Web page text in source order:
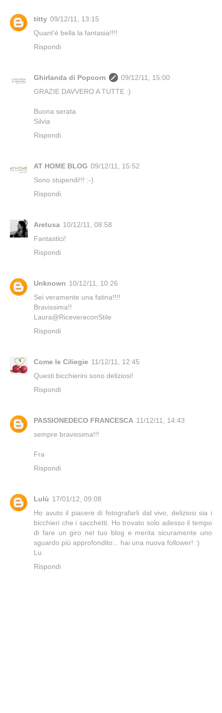
titty 09/12/11, 13:15
Quant'è bella la fantasia!!!!
Rispondi
Ghirlanda di Popcorn
09/12/11, 15:00
GRAZIE DAVVERO A TUTTE :)
Buona serata
Silvia
Rispondi
AT HOME BLOG 09/12/11, 15:52
Sono stupendi!!! :-)
Rispondi
Aretusa 10/12/11, 08:58
Fantastici!
Rispondi
Unknown 10/12/11, 10:26
Sei veramente una fatina!!!!
Bravissima!!
Laura@RicevereconStile
Rispondi
Come le Ciliegie 11/12/11, 12:45
Questi bicchierini sono deliziosi!
Rispondi
PASSIONEDECO FRANCESCA 11/12/11, 14:43
sempre bravissima!!!
Fra
Rispondi
Lulù 17/01/12, 09:08
Ho avuto il piacere di fotografarli dal vivo, deliziosi sia i
bicchieri che i sacchetti. Ho trovato solo adesso il tempo
di fare un giro nel tuo blog e merita sicuramente uno
sguardo più approfondito... hai una nuova follower! :)
Lu
Rispondi